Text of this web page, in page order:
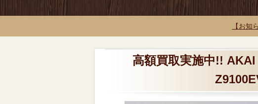
【お知
高額買取実施中!!